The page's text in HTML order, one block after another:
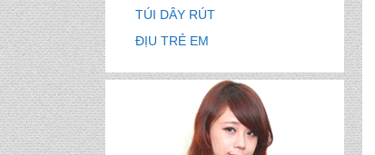
TÚI DÂY RÚT
ĐỊU TRẺ EM